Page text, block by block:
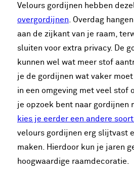
Velours gordijnen hebben
overgordijnen . Overdag
aan de zijkant van je raam,
sluiten voor extra privacy. De
kunnen wel wat meer stof
je de gordijnen wat vaker
in een omgeving met veel stof
je opzoek bent naar gordijnen
kies je eerder een andere
velours gordijnen erg slijtvast
maken. Hierdoor kun je jaren
hoogwaardige raamdecoratie.